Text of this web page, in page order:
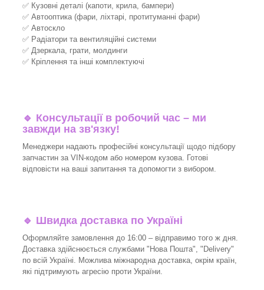
✅ Кузовні деталі (капоти, крила, бампери)
✅ Автооптика (фари, ліхтарі, протитуманні фари)
✅ Автоскло
✅ Радіатори та вентиляційні системи
✅ Дзеркала, грати, молдинги
✅ Кріплення та інші комплектуючі
🔹 Консультації в робочий час – ми
завжди на зв'язку!
Менеджери надають професійні консультації щодо підбору
запчастин за VIN-кодом або номером кузова. Готові
відповісти на ваші запитання та допомогти з вибором.
🔹 Швидка доставка по Україні
Оформляйте замовлення до 16:00 – відправимо того ж дня.
Доставка здійснюється службами "Нова Пошта", "Delivery"
по всій Україні. Можлива міжнародна доставка, окрім країн,
які підтримують агресію проти України.